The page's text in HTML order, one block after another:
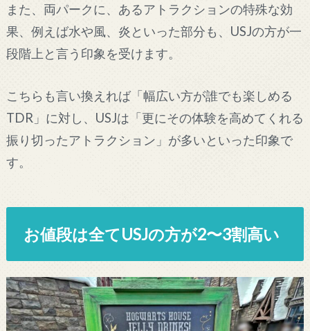
また、両パークに、あるアトラクションの特殊な効
果、例えば水や風、炎といった部分も、USJの方が一
段階上と言う印象を受けます。
こちらも言い換えれば「幅広い方が誰でも楽しめる
TDR」に対し、USJは「更にその体験を高めてくれる
振り切ったアトラクション」が多いといった印象で
す。
お値段は全てUSJの方が2〜3割高い